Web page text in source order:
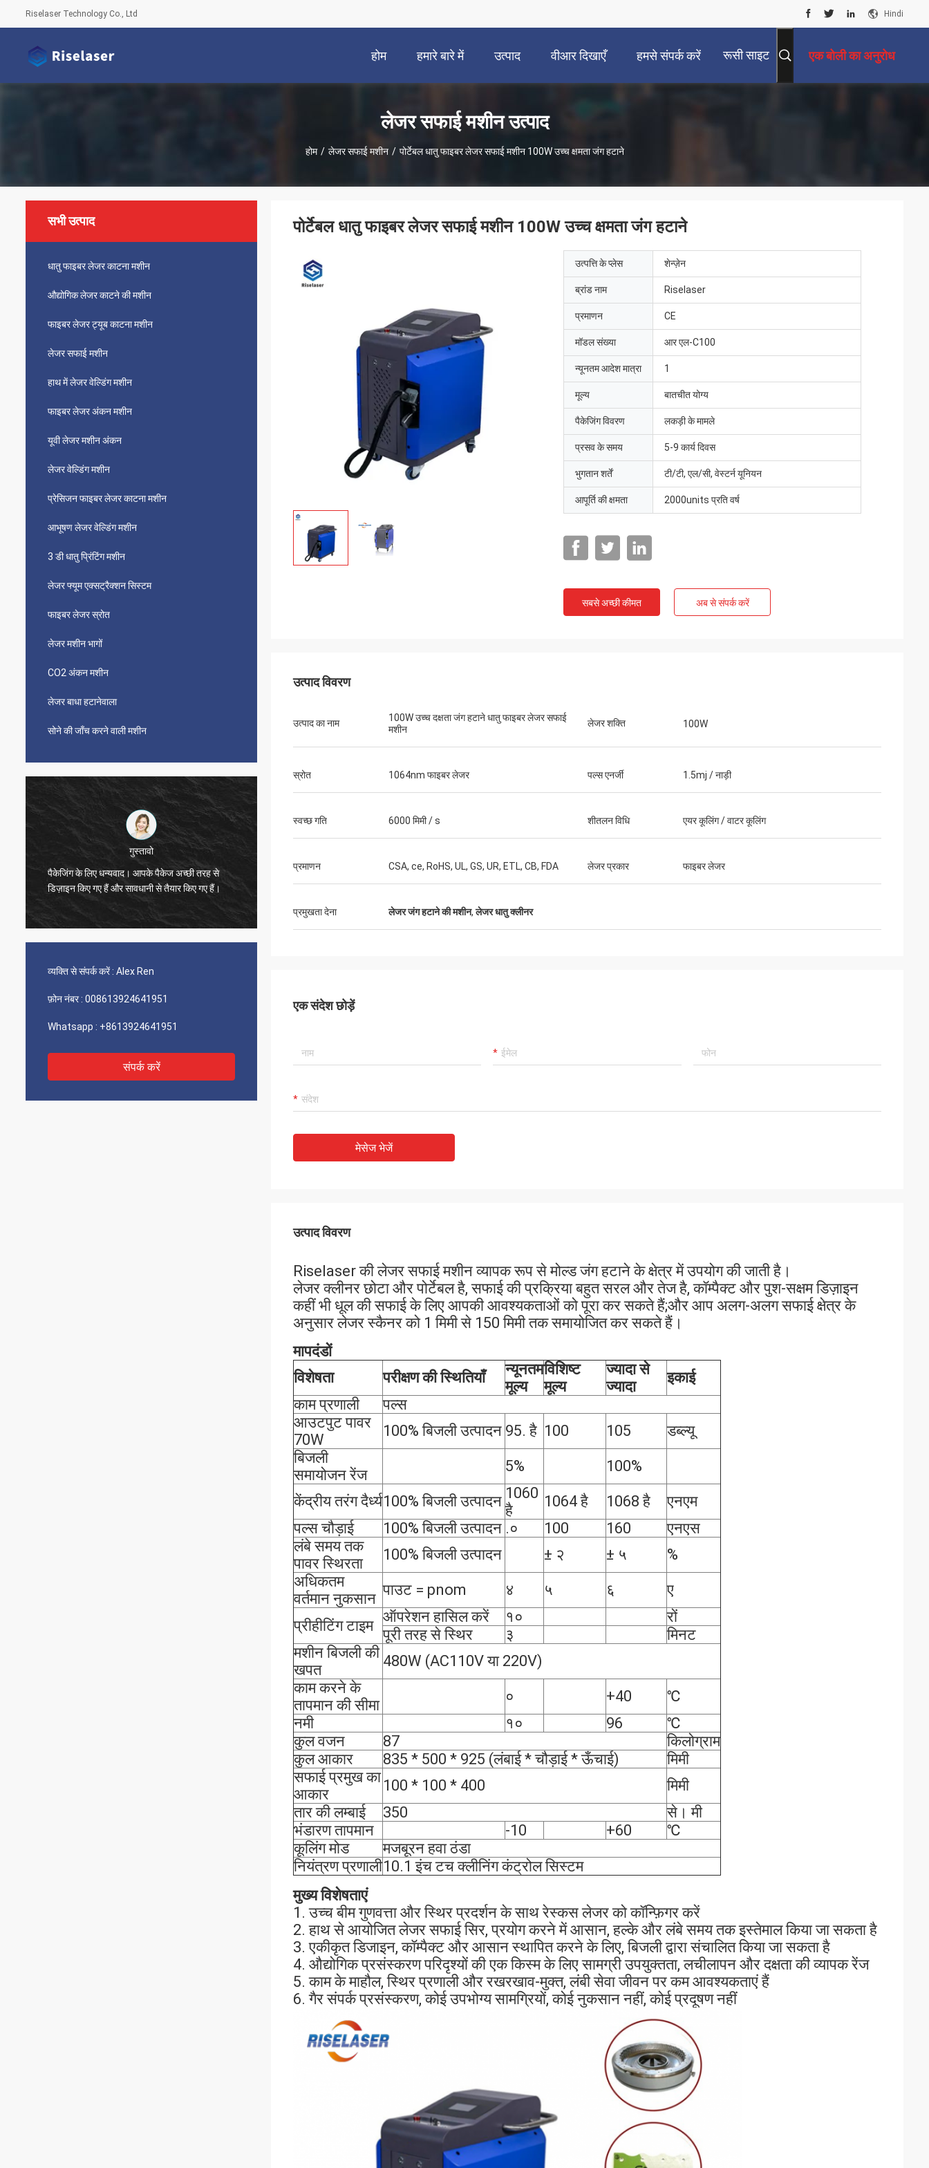
Riselaser Technology Co., Ltd Hindi
होम हमारे बारे में उत्पाद वीआर दिखाएँ हमसे संपर्क करें रूसी साइट एक बोली का अनुरोध
लेजर सफाई मशीन उत्पाद
होम / लेजर सफाई मशीन / पोर्टेबल धातु फाइबर लेजर सफाई मशीन 100W उच्च क्षमता जंग हटाने
सभी उत्पाद
धातु फाइबर लेजर काटना मशीन
औद्योगिक लेजर काटने की मशीन
फाइबर लेजर ट्यूब काटना मशीन
लेजर सफाई मशीन
हाथ में लेजर वेल्डिंग मशीन
फाइबर लेजर अंकन मशीन
यूवी लेजर मशीन अंकन
लेजर वेल्डिंग मशीन
प्रेसिजन फाइबर लेजर काटना मशीन
आभूषण लेजर वेल्डिंग मशीन
3 डी धातु प्रिंटिंग मशीन
लेजर फ्यूम एक्सट्रैक्शन सिस्टम
फाइबर लेजर स्रोत
लेजर मशीन भागों
CO2 अंकन मशीन
लेजर बाधा हटानेवाला
सोने की जाँच करने वाली मशीन
विजेता
धन्यवाद, ज़ो।
मशीन मजबूत लग रहा है ... अच्छी तरह से बनाया गया है ..
जैसे!
पैकेजिंग के लिए धन्यवाद। आपके पैकेज अच्छी तरह से
डिज़ाइन किए गए हैं और सावधानी से तैयार किए गए हैं।
व्यक्ति से संपर्क करें : Alex Ren
फ़ोन नंबर : 008613924641951
Whatsapp : +8613924641951
संपर्क करें
पोर्टेबल धातु फाइबर लेजर सफाई मशीन 100W उच्च क्षमता जंग हटाने
उत्पत्ति के प्लेस शेन्ज़ेन
ब्रांड नाम Riselaser
प्रमाणन CE
मॉडल संख्या आर एल-C100
न्यूनतम आदेश मात्रा 1
मूल्य बातचीत योग्य
पैकेजिंग विवरण लकड़ी के मामले
प्रसव के समय 5-9 कार्य दिवस
भुगतान शर्तें टी/टी, एल/सी, वेस्टर्न यूनियन
आपूर्ति की क्षमता 2000units प्रति वर्ष
सबसे अच्छी कीमत अब से संपर्क करें
उत्पाद विवरण
उत्पाद का नाम
100W उच्च दक्षता जंग हटाने धातु फाइबर लेजर सफाई
मशीन
लेजर शक्ति 100W
स्रोत 1064nm फाइबर लेजर पल्स एनर्जी 1.5mj / नाड़ी
स्वच्छ गति 6000 मिमी / s शीतलन विधि एयर कूलिंग / वाटर कूलिंग
प्रमाणन CSA, ce, RoHS, UL, GS, UR, ETL, CB, FDA लेजर प्रकार फाइबर लेजर
प्रमुखता देना लेजर जंग हटाने की मशीन,लेजर धातु क्लीनर
एक संदेश छोड़ें
मेसेज भेजें
उत्पाद विवरण
Riselaser की लेजर सफाई मशीन व्यापक रूप से मोल्ड जंग हटाने के क्षेत्र में उपयोग की जाती है।
लेजर क्लीनर छोटा और पोर्टेबल है, सफाई की प्रक्रिया बहुत सरल और तेज है, कॉम्पैक्ट और पुश-सक्षम डिज़ाइन
कहीं भी धूल की सफाई के लिए आपकी आवश्यकताओं को पूरा कर सकते हैं;और आप अलग-अलग सफाई क्षेत्र के
अनुसार लेजर स्कैनर को 1 मिमी से 150 मिमी तक समायोजित कर सकते हैं।
मापदंडों
विशेषता
परीक्षण की स्थितियाँ
न्यूनतम
मूल्य
विशिष्ट
मूल्य
ज्यादा से
ज्यादा
इकाई
काम प्रणाली
पल्स
आउटपुट पावर
70W
100% बिजली उत्पादन 95. है 100 105
डब्ल्यू
बिजली
समायोजन रेंज
5% 100%
केंद्रीय तरंग दैर्ध्य100% बिजली उत्पादन 1060
है
1064 है 1068 है
एनएम
पल्स चौड़ाई
100% बिजली उत्पादन .० 100 160
एनएस
लंबे समय तक
पावर स्थिरता
100% बिजली उत्पादन ± २ ± ५
%
अधिकतम
वर्तमान नुकसान
पाउट = pnom ४ ५ ६ ए
प्रीहीटिंग टाइम
ऑपरेशन हासिल करें १०
रों
पूरी तरह से स्थिर
३
मिनट
मशीन बिजली की
खपत
480W (AC110V या 220V)
काम करने के
तापमान की सीमा
० +40
℃
नमी
१० 96
℃
कुल वजन
87
किलोग्राम
कुल आकार
835 * 500 * 925 (लंबाई * चौड़ाई * ऊँचाई)
मिमी
सफाई प्रमुख का
आकार
100 * 100 * 400
मिमी
तार की लम्बाई
350
से। मी
भंडारण तापमान
-10 +60
℃
कूलिंग मोड
मजबूरन हवा ठंडा
नियंत्रण प्रणाली10.1 इंच टच क्लीनिंग कंट्रोल सिस्टम
मुख्य विशेषताएं
1. उच्च बीम गुणवत्ता और स्थिर प्रदर्शन के साथ रेस्कस लेजर को कॉन्फ़िगर करें
2. हाथ से आयोजित लेजर सफाई सिर, प्रयोग करने में आसान, हल्के और लंबे समय तक इस्तेमाल किया जा सकता है
3. एकीकृत डिजाइन, कॉम्पैक्ट और आसान स्थापित करने के लिए, बिजली द्वारा संचालित किया जा सकता है
4. औद्योगिक प्रसंस्करण परिदृश्यों की एक किस्म के लिए सामग्री उपयुक्तता, लचीलापन और दक्षता की व्यापक रेंज
5. काम के माहौल, स्थिर प्रणाली और रखरखाव-मुक्त, लंबी सेवा जीवन पर कम आवश्यकताएं हैं
6. गैर संपर्क प्रसंस्करण, कोई उपभोग्य सामग्रियों, कोई नुकसान नहीं, कोई प्रदूषण नहीं